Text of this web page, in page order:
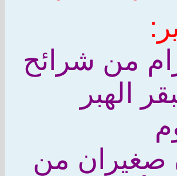
من شرائح
الهبر
صغيران من